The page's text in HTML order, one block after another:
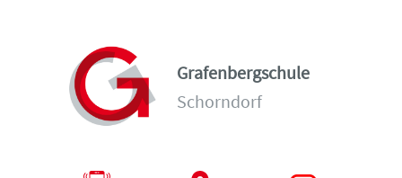
Grafenbergschule
Schorndorf